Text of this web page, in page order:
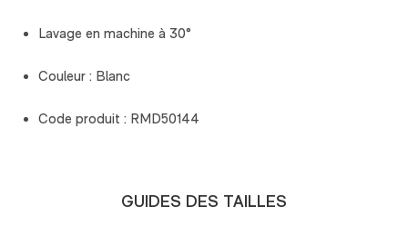
Lavage en machine à 30°
Couleur : Blanc
Code produit : RMD50144
GUIDES DES TAILLES